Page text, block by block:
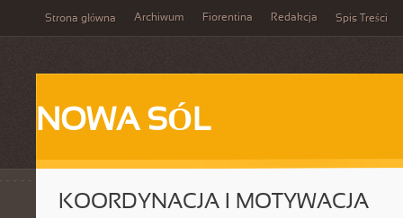
Strona główna Archiwum Fiorentina Redakcja Spis Treści
NOWA SÓL
KOORDYNACJA I MOTYWACJA